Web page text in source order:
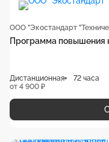
Программа повышения
Дистанционная
72 часа
от 4 900 ₽